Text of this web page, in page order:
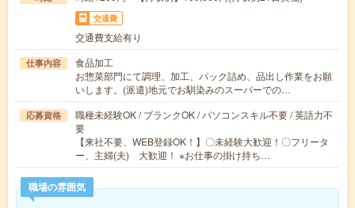
交通費
交通費支給有り
仕事内容
食品加工
お惣菜部門にて調理、加工、パック詰め、品出し作業をお願
いします。(派遣)地元でお馴染みのスーパーでの…
応募資格
職種未経験OK / ブランクOK / パソコンスキル不要 / 英語力不
要
【来社不要、WEB登録OK！】〇未経験大歓迎！〇フリータ
ー、主婦(夫) 大歓迎！ ※お仕事の掛け持ち…
職場の雰囲気